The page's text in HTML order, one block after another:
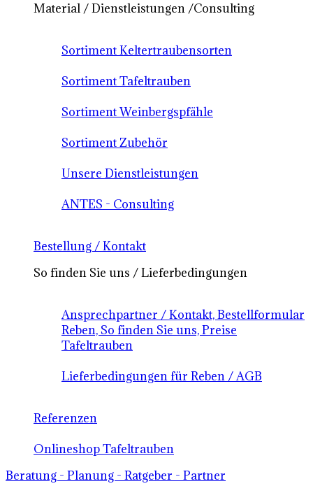
Material / Dienstleistungen /Consulting
Sortiment Keltertraubensorten
Sortiment Tafeltrauben
Sortiment Weinbergspfähle
Sortiment Zubehör
Unsere Dienstleistungen
ANTES - Consulting
Bestellung / Kontakt
So finden Sie uns / Lieferbedingungen
Ansprechpartner / Kontakt, Bestellformular
Reben, So finden Sie uns, Preise
Tafeltrauben
Lieferbedingungen für Reben / AGB
Referenzen
Onlineshop Tafeltrauben
Beratung - Planung - Ratgeber - Partner